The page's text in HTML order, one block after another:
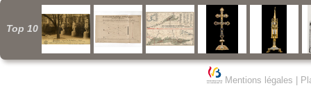
Top 10
Mentions légales